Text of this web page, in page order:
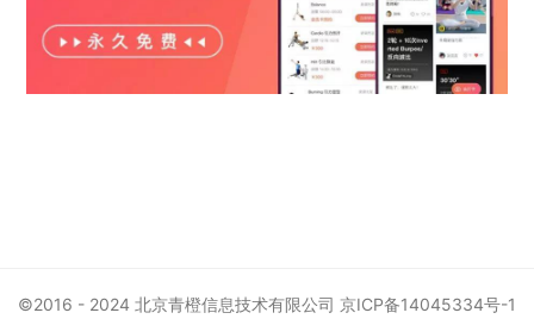
©2016 - 2024 北京青橙信息技术有限公司 京ICP备14045334号-1